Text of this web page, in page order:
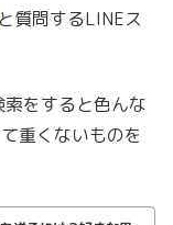
と質問するLINEス
索をすると色んな
重くないものを